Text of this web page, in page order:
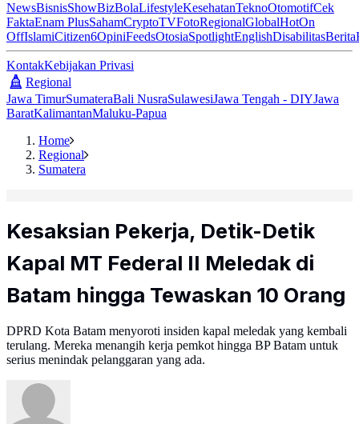
NewsBisnisShowBizBolaLifestyleKesehatanTeknoOtomotifCek
FaktaEnam PlusSahamCryptoTVFotoRegionalGlobalHotOn
OffIslamiCitizen6OpiniFeedsOtosiaSpotlightEnglishDisabilitasBerita
KontakKebijakan Privasi
Regional
Jawa TimurSumateraBali NusraSulawesiJawa Tengah - DIYJawa
BaratKalimantanMaluku-Papua
Home
Regional
Sumatera
Kesaksian Pekerja, Detik-Detik
Kapal MT Federal II Meledak di
Batam hingga Tewaskan 10 Orang
DPRD Kota Batam menyoroti insiden kapal meledak yang kembali
terulang. Mereka menangih kerja pemkot hingga BP Batam untuk
serius menindak pelanggaran yang ada.